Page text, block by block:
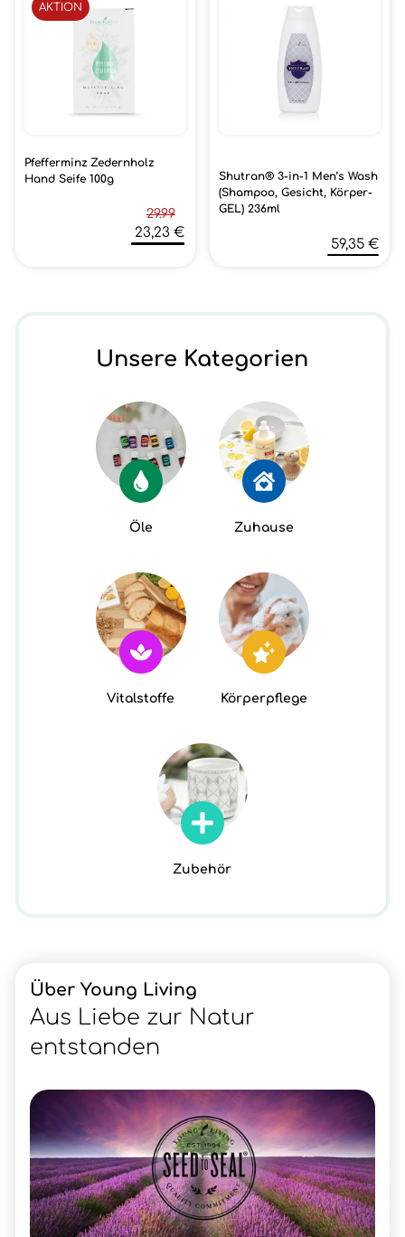
Pfefferminz Zedernholz
Hand Seife 100g
29.99
23,23 €
AKTION
Shutran® 3-in-1 Men’s Wash
(Shampoo, Gesicht, Körper-
GEL) 236ml
59,35 €
Unsere Kategorien
Öle Zuhause
Vitalstoffe Körperpflege
Zubehör
Über Young Living
Aus Liebe zur Natur
entstanden